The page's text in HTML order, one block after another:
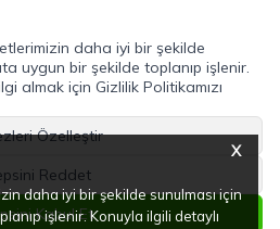
X
daha iyi bir şekilde sunulması için
işlenir. Konuyla ilgili detaylı
daha iyi bir şekilde
uygun bir şekilde toplanıp işlenir.
almak için Gizlilik Politikamızı
Özelleştir
Reddet
Kabul Et